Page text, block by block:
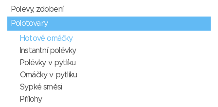
Polevy, zdobení
Polotovary
Hotové omáčky
Instantní polévky
Polévky v pytlíku
Omáčky v pytlíku
Sypké směsi
Přílohy